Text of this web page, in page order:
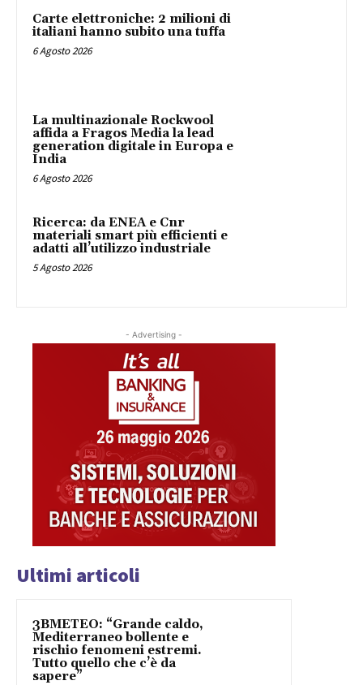
Carte elettroniche: 2 milioni di
italiani hanno subito una tuffa
6 Agosto 2026
La multinazionale Rockwool
affida a Fragos Media la lead
generation digitale in Europa e
India
6 Agosto 2026
Ricerca: da ENEA e Cnr
materiali smart più efficienti e
adatti all’utilizzo industriale
5 Agosto 2026
- Advertising -
Ultimi articoli
3BMETEO: “Grande caldo,
Mediterraneo bollente e
rischio fenomeni estremi.
Tutto quello che c’è da
sapere”